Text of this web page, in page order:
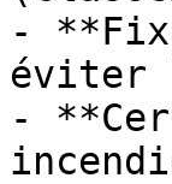
-
éviter
-